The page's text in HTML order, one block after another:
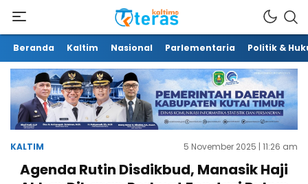
Beranda Kaltim Nasional Parlementaria Politik &
KALTIM 5 November 2025 | 11:26 am
Agenda Rutin Disdikbud, Manasik Haji